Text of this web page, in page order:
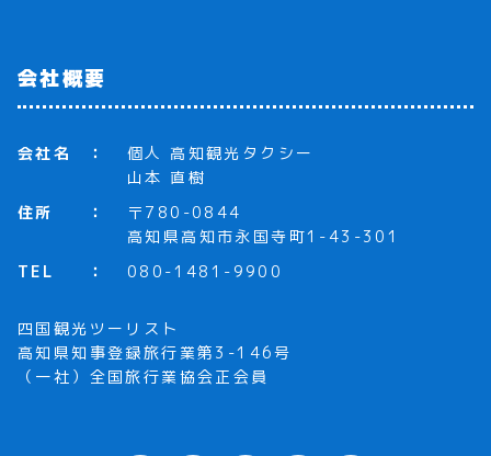
会社概要
会社名
個人 高知観光タクシー
山本 直樹
住所
〒780-0844
高知県高知市永国寺町1-43-301
TEL
080-1481-9900
四国観光ツーリスト
高知県知事登録旅行業第3-146号
（一社）全国旅行業協会正会員